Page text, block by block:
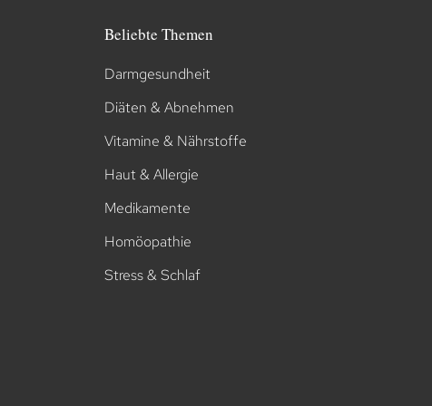
Beliebte Themen
Darmgesundheit
Diäten & Abnehmen
Vitamine & Nährstoffe
Haut & Allergie
Medikamente
Homöopathie
Stress & Schlaf